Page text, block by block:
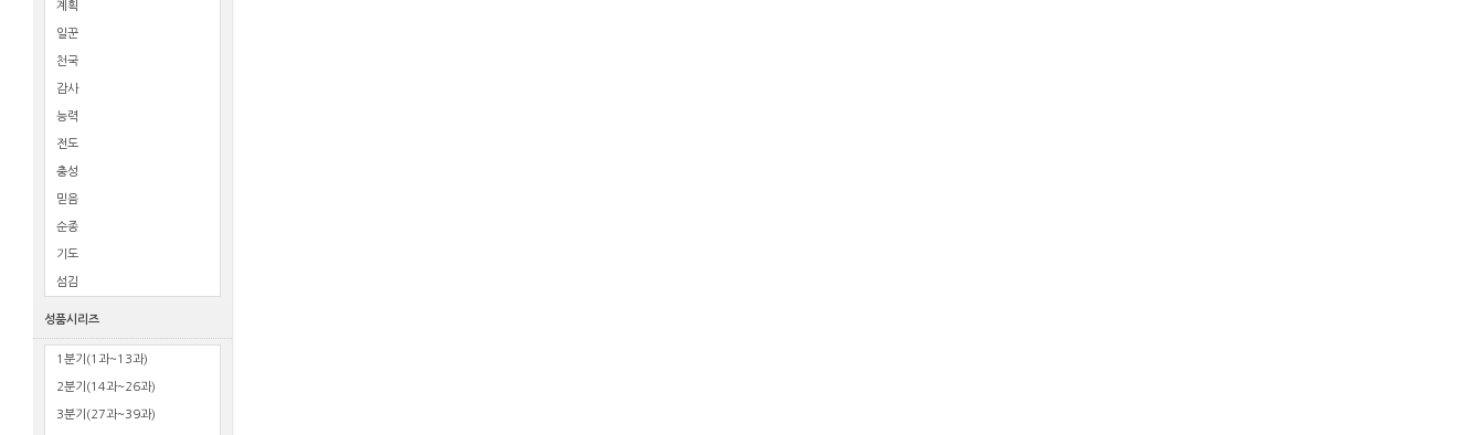
계획
일꾼
천국
감사
능력
전도
충성
믿음
순종
기도
섬김
성품시리즈
1분기(1과~13과)
2분기(14과~26과)
3분기(27과~39과)